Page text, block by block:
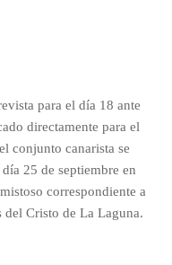
para el día 18 ante
directamente para el
conjunto canarista se
25 de septiembre en
correspondiente a
del Cristo de La Laguna.